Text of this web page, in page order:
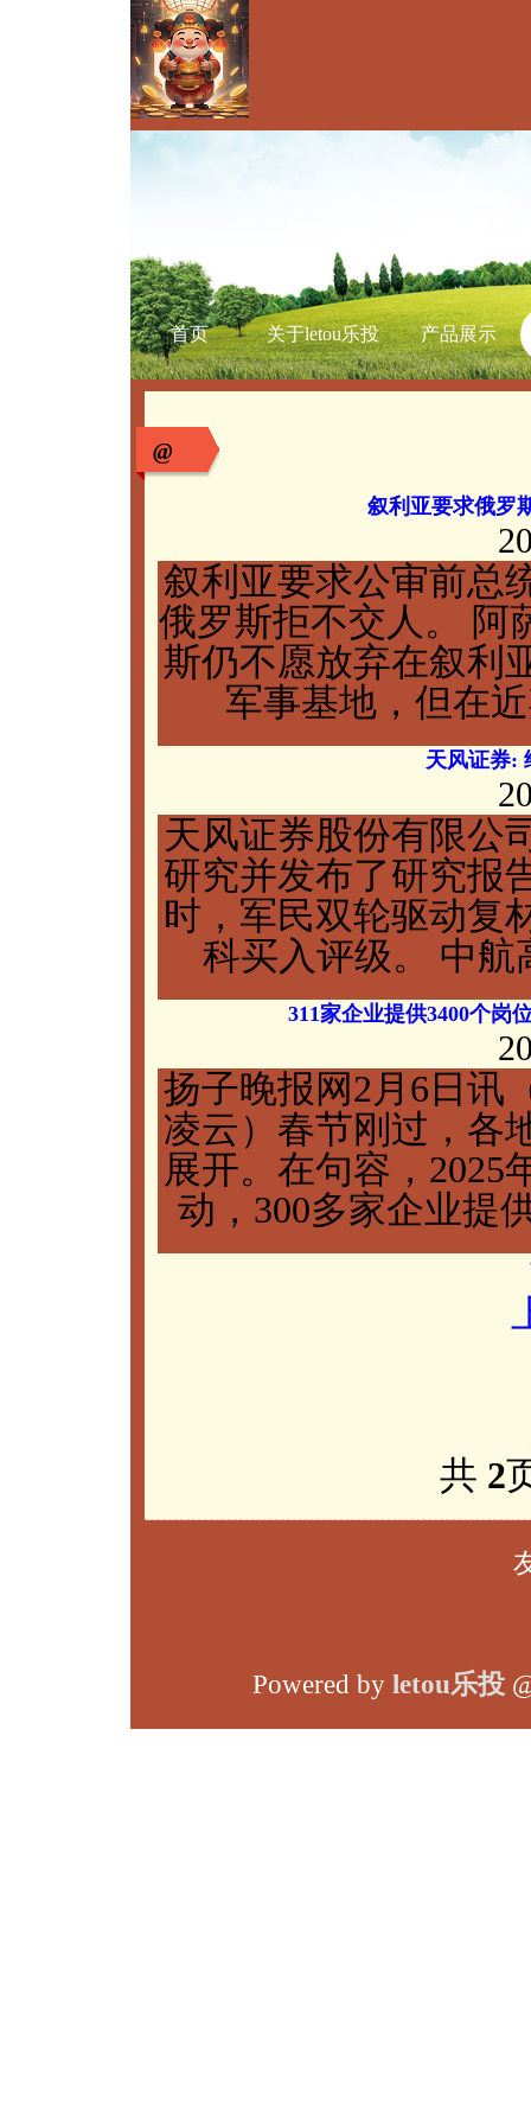
首页 关于letou乐投 产品展示
@
叙利亚要求俄罗
叙利亚要求公审前总
俄罗斯拒不交人。 阿
斯仍不愿放弃在叙利
军事基地，但在
天风证券:
天风证券股份有限公
研究并发布了研究报
时，军民双轮驱动复
科买入评级。 中航
311家企业提供3400个岗
扬子晚报网2月6日讯
凌云）春节刚过，各
展开。在句容，2025
动，300多家企业提
共 2
Powered by letou乐投